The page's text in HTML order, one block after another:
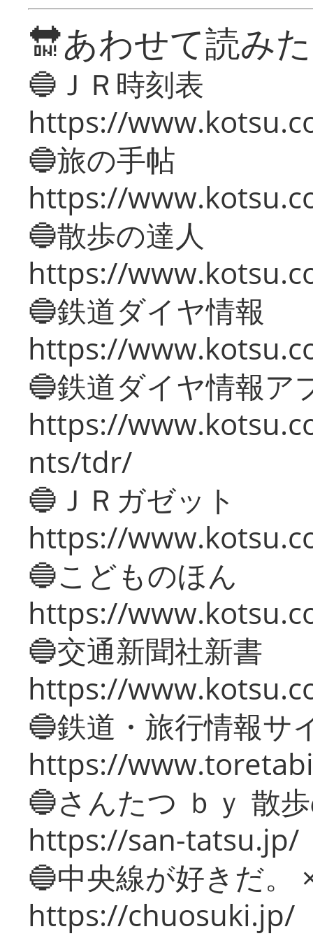
🔛あわせて読み
🔵ＪＲ時刻表
https://
🔵旅の手帖
https://
🔵散歩の達人
https://
🔵鉄道ダイヤ情報
https://
🔵鉄道ダイヤ情報ア
https://
nts/tdr/
🔵ＪＲガゼット
https://
🔵こどものほん
https://
🔵交通新聞社新書
https://
🔵鉄道・旅行情報サ
https://
🔵さんたつ ｂｙ 散
https://san-tatsu.jp/
🔵中央線が好きだ。
https://chuosuki.jp/